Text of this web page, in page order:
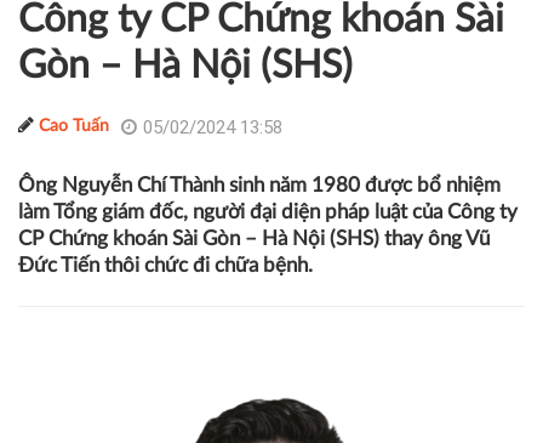
Công ty CP Chứng khoán Sài
Gòn – Hà Nội (SHS)
Cao Tuấn 05/02/2024 13:58
Ông Nguyễn Chí Thành sinh năm 1980 được bổ nhiệm
làm Tổng giám đốc, người đại diện pháp luật của Công ty
CP Chứng khoán Sài Gòn – Hà Nội (SHS) thay ông Vũ
Đức Tiến thôi chức đi chữa bệnh.